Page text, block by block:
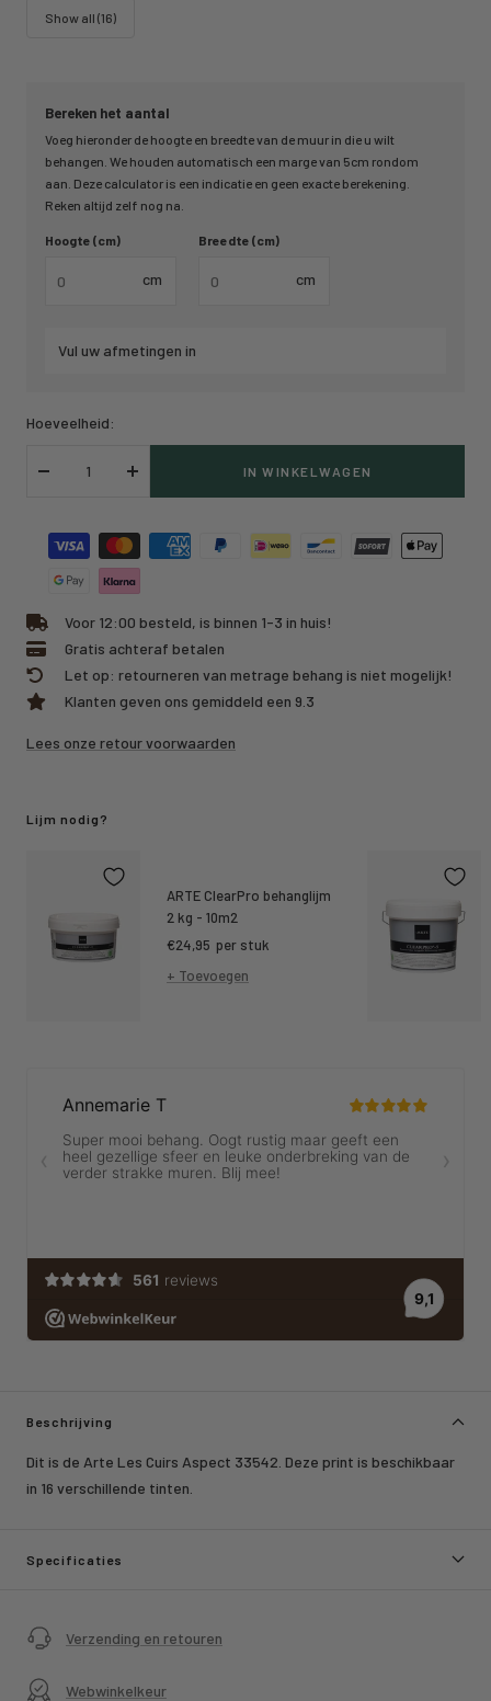
Bereken het aantal
Voeg hieronder de hoogte en breedte van de muur in die u wilt
behangen. We houden automatisch een marge van 5cm rondom
aan. Deze calculator is een indicatie en geen exacte berekening.
Reken altijd zelf nog na.
Hoogte (cm)
cm
Breedte (cm)
cm
Vul uw afmetingen in
Show all (16)
Hoeveelheid:
Verlaag
Verhoog
IN WINKELWAGEN
Voor 12:00 besteld, is binnen 1-3 in huis!
Gratis achteraf betalen
Let op: retourneren van metrage behang is niet mogelijk!
Klanten geven ons gemiddeld een 9.3
Lees onze retour voorwaarden
Beschrijving
Dit is de Arte Les Cuirs Aspect 33542. Deze print is beschikbaar
in 16 verschillende tinten.
Specificaties
Verzending en retouren
Webwinkelkeur
Lijm nodig?
ARTE ClearPro behanglijm
2 kg - 10m2
Kortings
prijs
€24,95 per stuk
+ Toevoegen